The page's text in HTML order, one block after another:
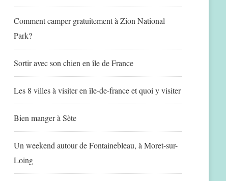
Comment camper gratuitement à Zion National
Park?
Sortir avec son chien en île de France
Les 8 villes à visiter en île-de-france et quoi y visiter
Bien manger à Sète
Un weekend autour de Fontainebleau, à Moret-sur-
Loing